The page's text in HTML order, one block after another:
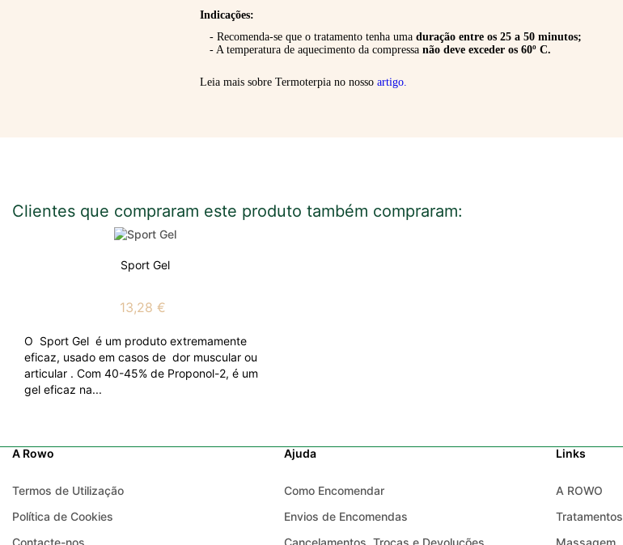
Indicações:
- Recomenda-se que o tratamento tenha uma duração entre os 25 a 50 minutos;
- A temperatura de aquecimento da compressa não deve exceder os 60º C.
Leia mais sobre Termoterpia no nosso artigo.
Clientes que compraram este produto também compraram:
Sport Gel
13,28 €
O Sport Gel é um produto extremamente
eficaz, usado em casos de dor muscular ou
articular . Com 40-45% de Proponol-2, é um
gel eficaz na...
A Rowo
Termos de Utilização
Política de Cookies
Ajuda
Como Encomendar
Envios de Encomendas
Links
A ROWO
Tratamentos